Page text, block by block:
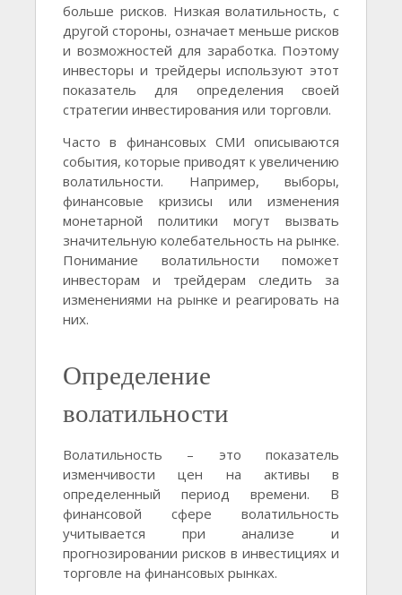
больше рисков. Низкая волатильность, с
другой стороны, означает меньше рисков
и возможностей для заработка. Поэтому
инвесторы и трейдеры используют этот
показатель для определения своей
стратегии инвестирования или торговли.
Часто в финансовых СМИ описываются
события, которые приводят к увеличению
волатильности. Например, выборы,
финансовые кризисы или изменения
монетарной политики могут вызвать
значительную колебательность на рынке.
Понимание волатильности поможет
инвесторам и трейдерам следить за
изменениями на рынке и реагировать на
них.
Определение
волатильности
Волатильность – это показатель
изменчивости цен на активы в
определенный период времени. В
финансовой сфере волатильность
учитывается при анализе и
прогнозировании рисков в инвестициях и
торговле на финансовых рынках.